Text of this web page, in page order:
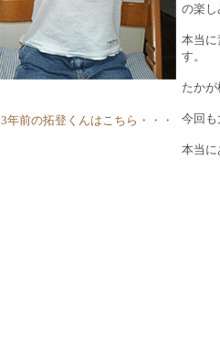
の楽し
本当に
す。
たか
今回も
本当に
3年前の拓登くんはこちら・・・